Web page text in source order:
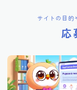
サイトの目的
応